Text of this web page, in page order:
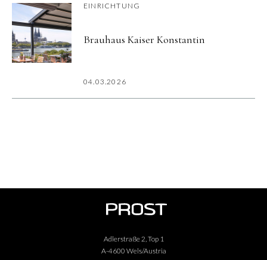
EINRICHTUNG
Brauhaus Kaiser Konstantin
04.03.2026
Adlerstraße 2, Top 1
A-4600 Wels/Austria